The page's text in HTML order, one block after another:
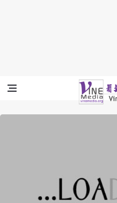
Vine Media
葡萄樹傳媒